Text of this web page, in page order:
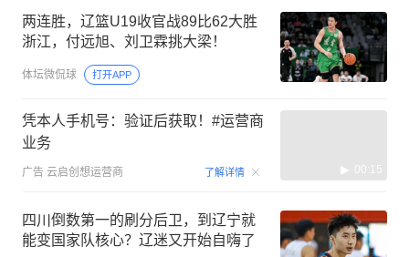
两连胜，辽篮U19收官战89比62大胜
浙江，付远旭、刘卫霖挑大梁！
体坛微侃球 打开APP
凭本人手机号：验证后获取！#运营商
业务
广告 云启创想运营商 了解详情 00:15
四川倒数第一的刷分后卫，到辽宁就
能变国家队核心？辽迷又开始自嗨了